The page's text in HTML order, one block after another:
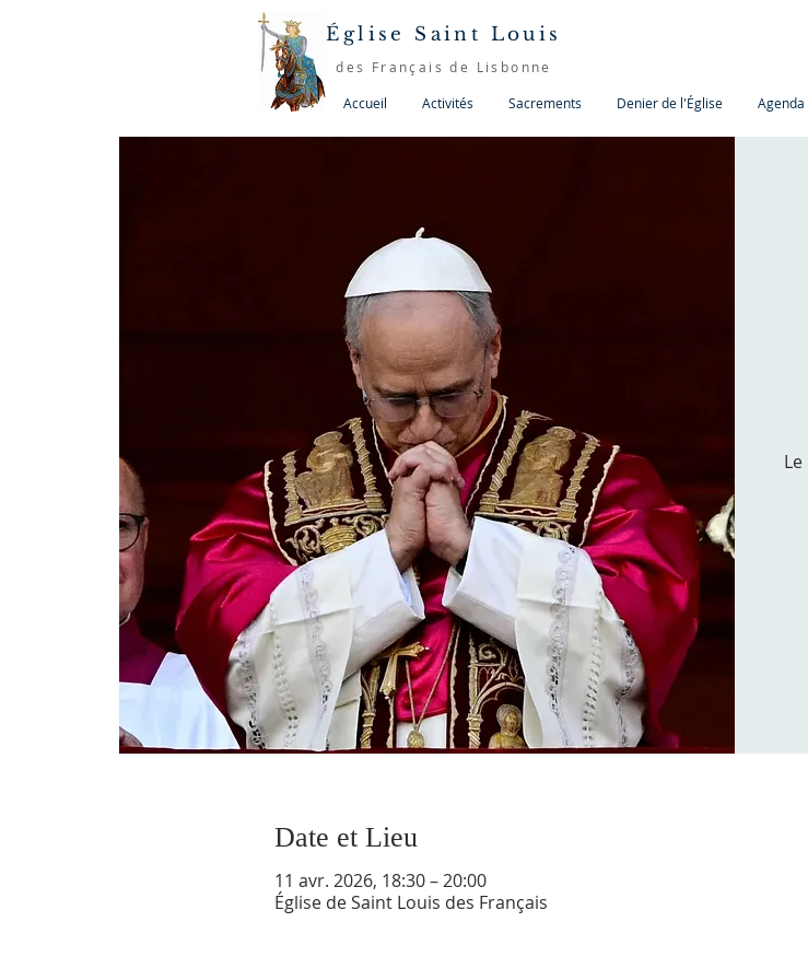
Accueil Activités Sacrements Denier de l'Église Agenda
Église Saint Louis
des Français de Lisbonne
Date et Lieu
11 avr. 2026, 18:30 – 20:00
Église de Saint Louis des Français